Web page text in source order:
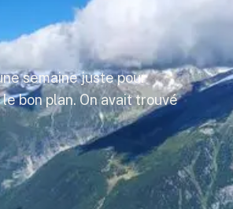
semaine juste pour
bon plan. On avait trouvé